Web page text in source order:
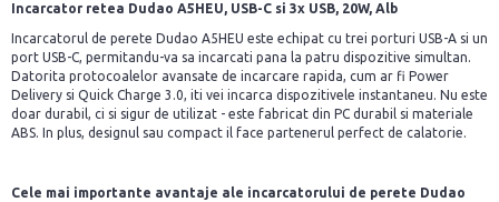
Incarcator retea Dudao A5HEU, USB-C si 3x USB, 20W, Alb
Incarcatorul de perete Dudao A5HEU este echipat cu trei porturi USB-A si un
port USB-C, permitandu-va sa incarcati pana la patru dispozitive simultan.
Datorita protocoalelor avansate de incarcare rapida, cum ar fi Power
Delivery si Quick Charge 3.0, iti vei incarca dispozitivele instantaneu. Nu este
doar durabil, ci si sigur de utilizat - este fabricat din PC durabil si materiale
ABS. In plus, designul sau compact il face partenerul perfect de calatorie.
Cele mai importante avantaje ale incarcatorului de perete Dudao